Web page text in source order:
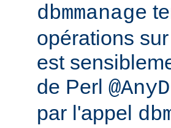
dbmmanage
opérations
est
de Perl
par l'appel